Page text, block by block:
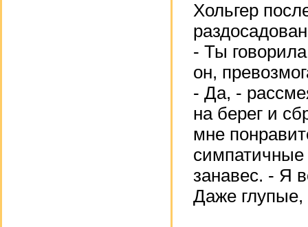
Хольгер
- Ты
он,
- Да, -
на берег и
мне
занавес. - Я
Даже глупые,